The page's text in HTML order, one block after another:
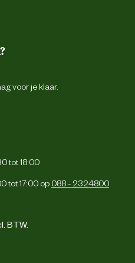
voor je klaar.
tot 18:00
tot 17:00 op 088 - 2324800
BTW.